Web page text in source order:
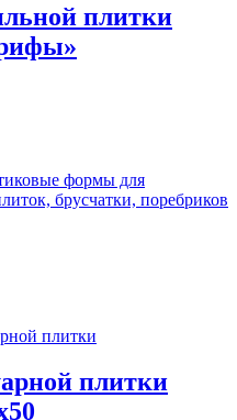
плитки
формы для
брусчатки, поребриков
плитки
плитки